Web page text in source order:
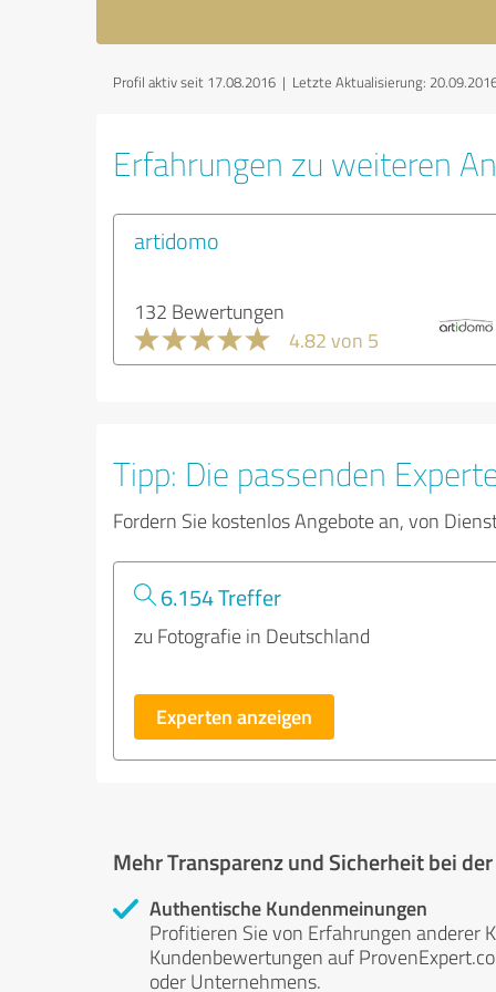
Profil aktiv seit 17.08.2016 | Letzte Aktualisierung:
Erfahrungen zu weiteren
artidomo
132 Bewertungen
4.82 von 5
Tipp: Die passenden
Fordern Sie kostenlos Angebote an, von
6.154 Treffer
zu Fotografie in Deutschland
Experten anzeigen
Mehr Transparenz und Sicherheit bei
Authentische Kundenmeinungen
Profitieren Sie von Erfahrungen anderer
Kundenbewertungen auf
oder Unternehmens.